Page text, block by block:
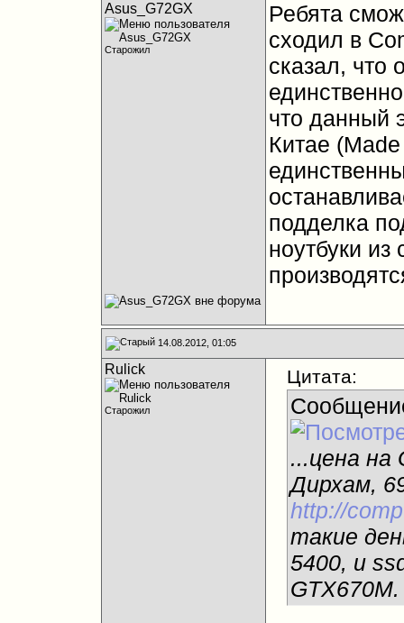
Asus_G72GX
Старожил
Ребята
сходил в
сказал, что
что данный
Китае
подделка
ноутбуки из
14.08.2012, 01:05
Rulick
Старожил
Цитата:
...цена на
Дирхам,
http://
такие
5400, и